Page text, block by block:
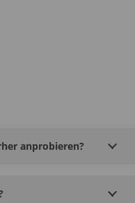
anprobieren?